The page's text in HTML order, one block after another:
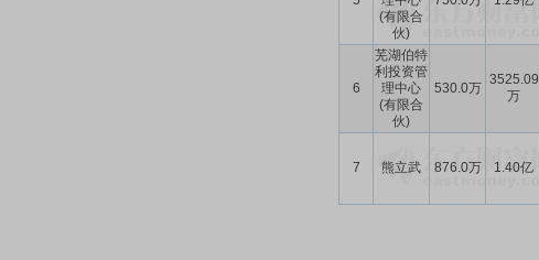
(有限合
伙)
6
芜湖伯特
利投资管
理中心
(有限合
伙)
530.0万
3525.09
万
7 熊立武 876.0万 1.40亿